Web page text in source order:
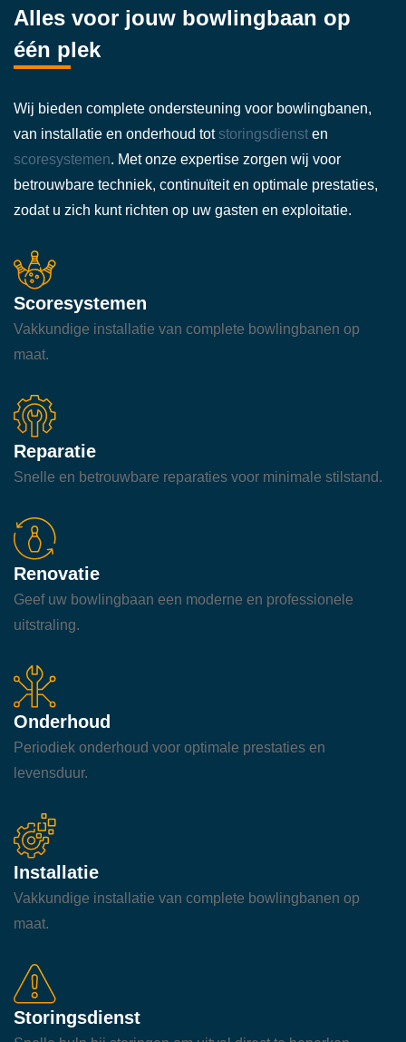
Alles voor jouw bowlingbaan op
één plek
Wij bieden complete ondersteuning voor bowlingbanen,
van installatie en onderhoud tot storingsdienst en
scoresystemen. Met onze expertise zorgen wij voor
betrouwbare techniek, continuïteit en optimale prestaties,
zodat u zich kunt richten op uw gasten en exploitatie.
Scoresystemen
Vakkundige installatie van complete bowlingbanen op
maat.
Reparatie
Snelle en betrouwbare reparaties voor minimale stilstand.
Renovatie
Geef uw bowlingbaan een moderne en professionele
uitstraling.
Onderhoud
Periodiek onderhoud voor optimale prestaties en
levensduur.
Installatie
Vakkundige installatie van complete bowlingbanen op
maat.
Storingsdienst